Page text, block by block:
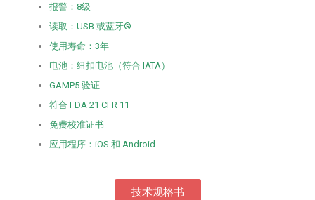
报警：8级
读取：USB 或蓝牙®
使用寿命：3年
电池：纽扣电池（符合 IATA）
GAMP5 验证
符合 FDA 21 CFR 11
免费校准证书
应用程序：iOS 和 Android
技术规格书